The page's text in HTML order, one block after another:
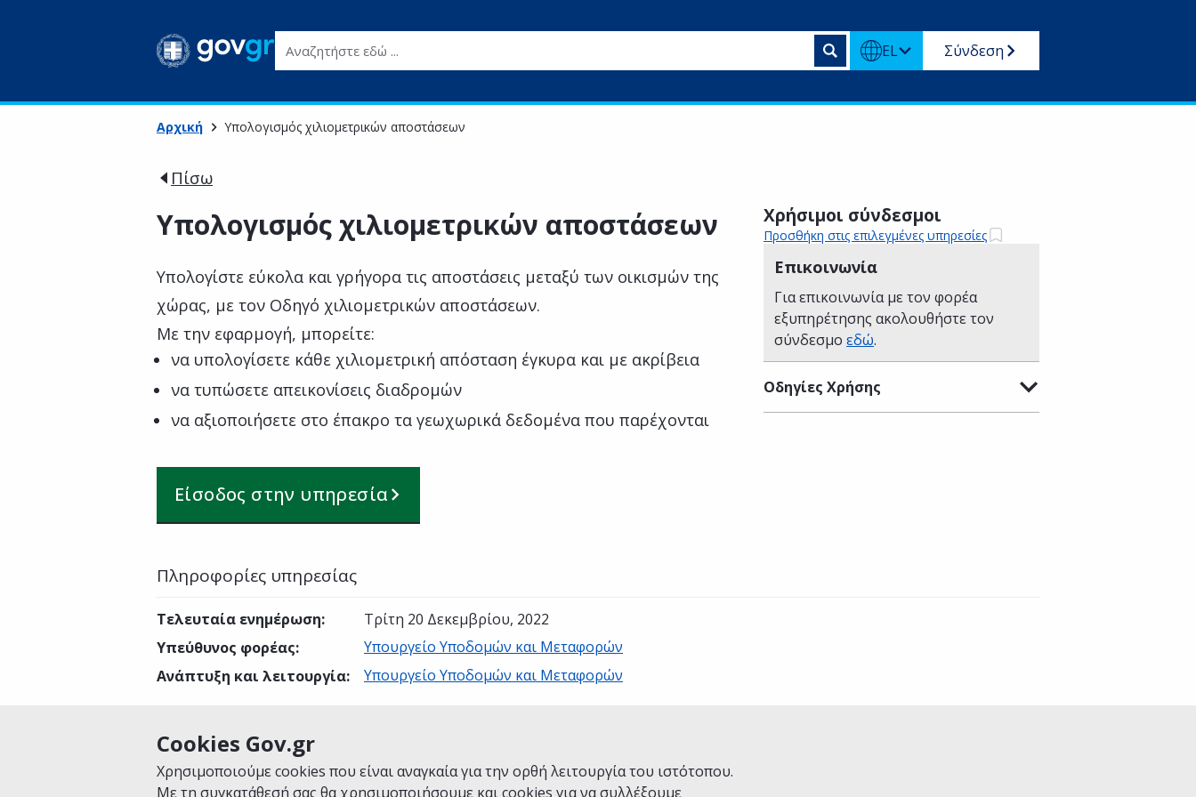
Cookies Gov.gr
Χρησιμοποιούμε cookies που είναι αναγκαία για την ορθή λειτουργία του ιστότοπου.
Με τη συγκατάθεσή σας θα χρησιμοποιήσουμε και cookies για να συλλέξουμε
Αναζητήστε εδώ ... EL Σύνδεση
Αρχική Υπολογισμός χιλιομετρικών αποστάσεων
Πίσω
Υπολογισμός χιλιομετρικών αποστάσεων
Υπολογίστε εύκολα και γρήγορα τις αποστάσεις μεταξύ των οικισμών της
χώρας, με τον Οδηγό χιλιομετρικών αποστάσεων.
Με την εφαρμογή, μπορείτε:
να υπολογίσετε κάθε χιλιομετρική απόσταση έγκυρα και με ακρίβεια
να τυπώσετε απεικονίσεις διαδρομών
να αξιοποιήσετε στο έπακρο τα γεωχωρικά δεδομένα που παρέχονται
Είσοδος στην υπηρεσία
Χρήσιμοι σύνδεσμοι
Προσθήκη στις επιλεγμένες υπηρεσίες
Επικοινωνία
Για επικοινωνία με τον φορέα
εξυπηρέτησης ακολουθήστε τον
σύνδεσμο εδώ.
Οδηγίες Χρήσης
Πληροφορίες υπηρεσίας
Τελευταία ενημέρωση:
Τρίτη 20 Δεκεμβρίου, 2022
Υπεύθυνος φορέας:
Υπουργείο Υποδομών και Μεταφορών
Ανάπτυξη και λειτουργία: Υπουργείο Υποδομών και Μεταφορών
Είναι χρήσιμη αυτή η σελίδα;